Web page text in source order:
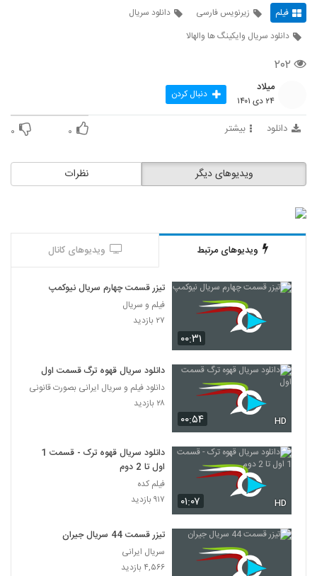
فیلم زیرنویس فارسی
دانلود سریال
دانلود سریال وایکینگ ها والهالا
۲۰۲
میلاد
۲۴ دی ۱۴۰۱ دنبال کردن
دانلود بیشتر ۰ ۰
نظرات ویدیوهای دیگر
ویدیوهای مرتبط ویدیوهای کانال
۰۰:۳۱
تیزر قسمت چهارم سریال نیوکمپ
فیلم و سریال
۲۷ بازدید
۰۰:۵۴ HD
دانلود سریال قهوه ترگ قسمت اول
دانلود فیلم و سریال ایرانی بصورت قانونی
۲۸ بازدید
۰۱:۰۷ HD
دانلود سریال قهوه ترک - قسمت 1
اول تا 2 دوم
فیلم کده
۹۱۷ بازدید
تیزر قسمت 44 سریال جیران
سریال ایرانی
۴,۵۶۶ بازدید